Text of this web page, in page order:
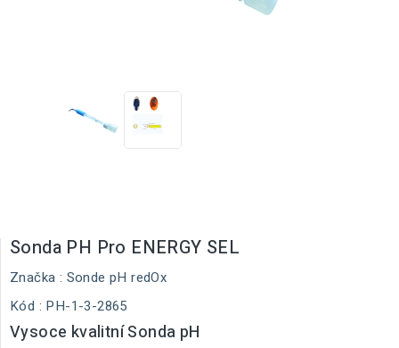
Sonda PH Pro ENERGY SEL
Značka : Sonde pH redOx
Kód : PH-1-3-2865
Vysoce kvalitní Sonda pH